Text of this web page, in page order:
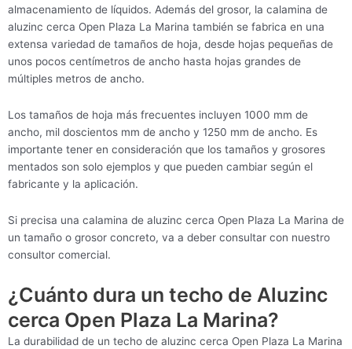
almacenamiento de líquidos. Además del grosor, la calamina de
aluzinc cerca Open Plaza La Marina también se fabrica en una
extensa variedad de tamaños de hoja, desde hojas pequeñas de
unos pocos centímetros de ancho hasta hojas grandes de
múltiples metros de ancho.
Los tamaños de hoja más frecuentes incluyen 1000 mm de
ancho, mil doscientos mm de ancho y 1250 mm de ancho. Es
importante tener en consideración que los tamaños y grosores
mentados son solo ejemplos y que pueden cambiar según el
fabricante y la aplicación.
Si precisa una calamina de aluzinc cerca Open Plaza La Marina de
un tamaño o grosor concreto, va a deber consultar con nuestro
consultor comercial.
¿Cuánto dura un techo de Aluzinc
cerca Open Plaza La Marina?
La durabilidad de un techo de aluzinc cerca Open Plaza La Marina